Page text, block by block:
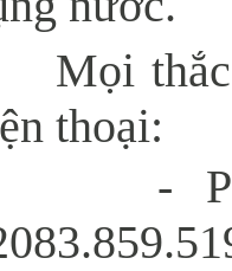
Mọi
thoại:
-